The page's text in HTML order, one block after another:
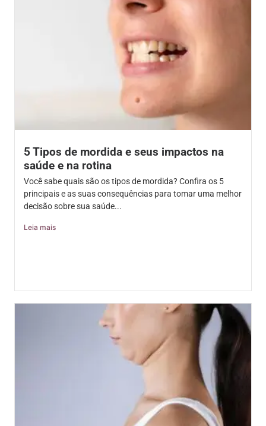
5 Tipos de mordida e seus impactos na
saúde e na rotina
Você sabe quais são os tipos de mordida? Confira os 5
principais e as suas consequências para tomar uma melhor
decisão sobre sua saúde...
Leia mais